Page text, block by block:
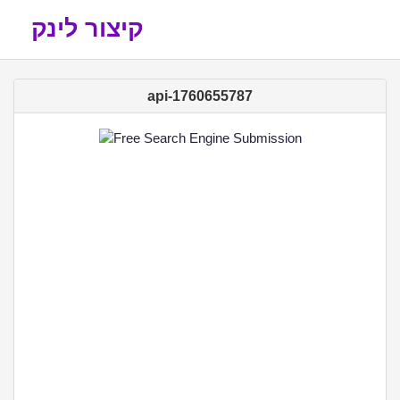
קיצור לינק
api-1760655787